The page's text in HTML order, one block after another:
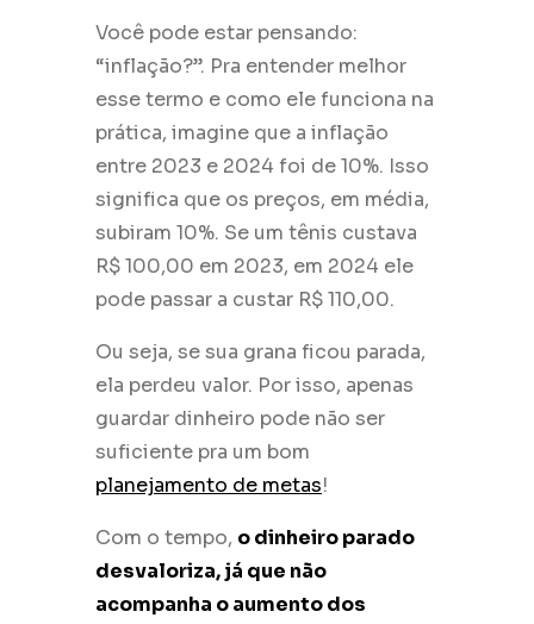
Você pode estar pensando:
“inflação?”. Pra entender melhor
esse termo e como ele funciona na
prática, imagine que a inflação
entre 2023 e 2024 foi de 10%. Isso
significa que os preços, em média,
subiram 10%. Se um tênis custava
R$ 100,00 em 2023, em 2024 ele
pode passar a custar R$ 110,00.
Ou seja, se sua grana ficou parada,
ela perdeu valor. Por isso, apenas
guardar dinheiro pode não ser
suficiente pra um bom
planejamento de metas!
Com o tempo, o dinheiro parado
desvaloriza, já que não
acompanha o aumento dos